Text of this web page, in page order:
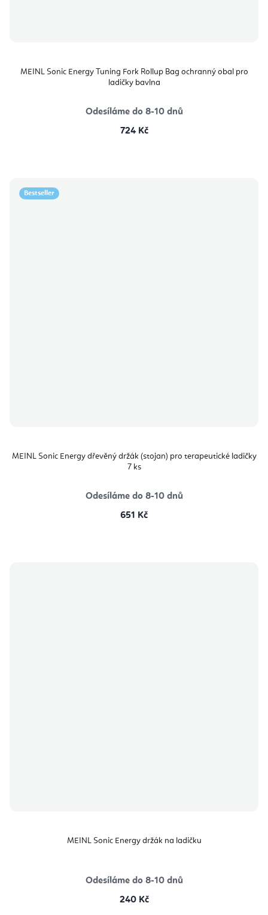
MEINL Sonic Energy Tuning Fork Rollup Bag ochranný obal pro
ladičky bavlna
Odesíláme do 8-10 dnů
724 Kč
Bestseller
MEINL Sonic Energy dřevěný držák (stojan) pro terapeutické ladičky
7 ks
Odesíláme do 8-10 dnů
651 Kč
MEINL Sonic Energy držák na ladičku
Odesíláme do 8-10 dnů
240 Kč